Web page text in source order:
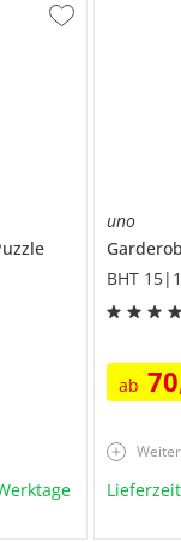
uno
BHT
ab 70